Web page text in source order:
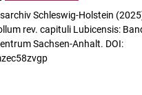
Schleswig-Holstein
rev. capituli Lubicensis:
Sachsen-Anhalt. DOI: